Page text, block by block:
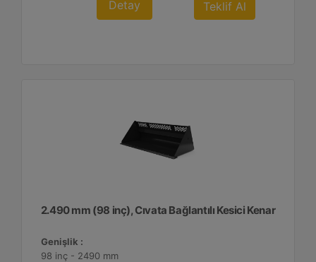
Detay Teklif Al
2.490 mm (98 inç), Cıvata Bağlantılı Kesici Kenar
Genişlik :
98 inç - 2490 mm